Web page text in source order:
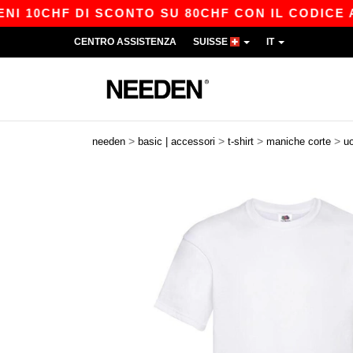
DI SCONTO SU 80CHF CON IL CODICE APP10
CENTRO ASSISTENZA SUISSE IT
needen > basic | accessori > t-shirt > maniche corte >